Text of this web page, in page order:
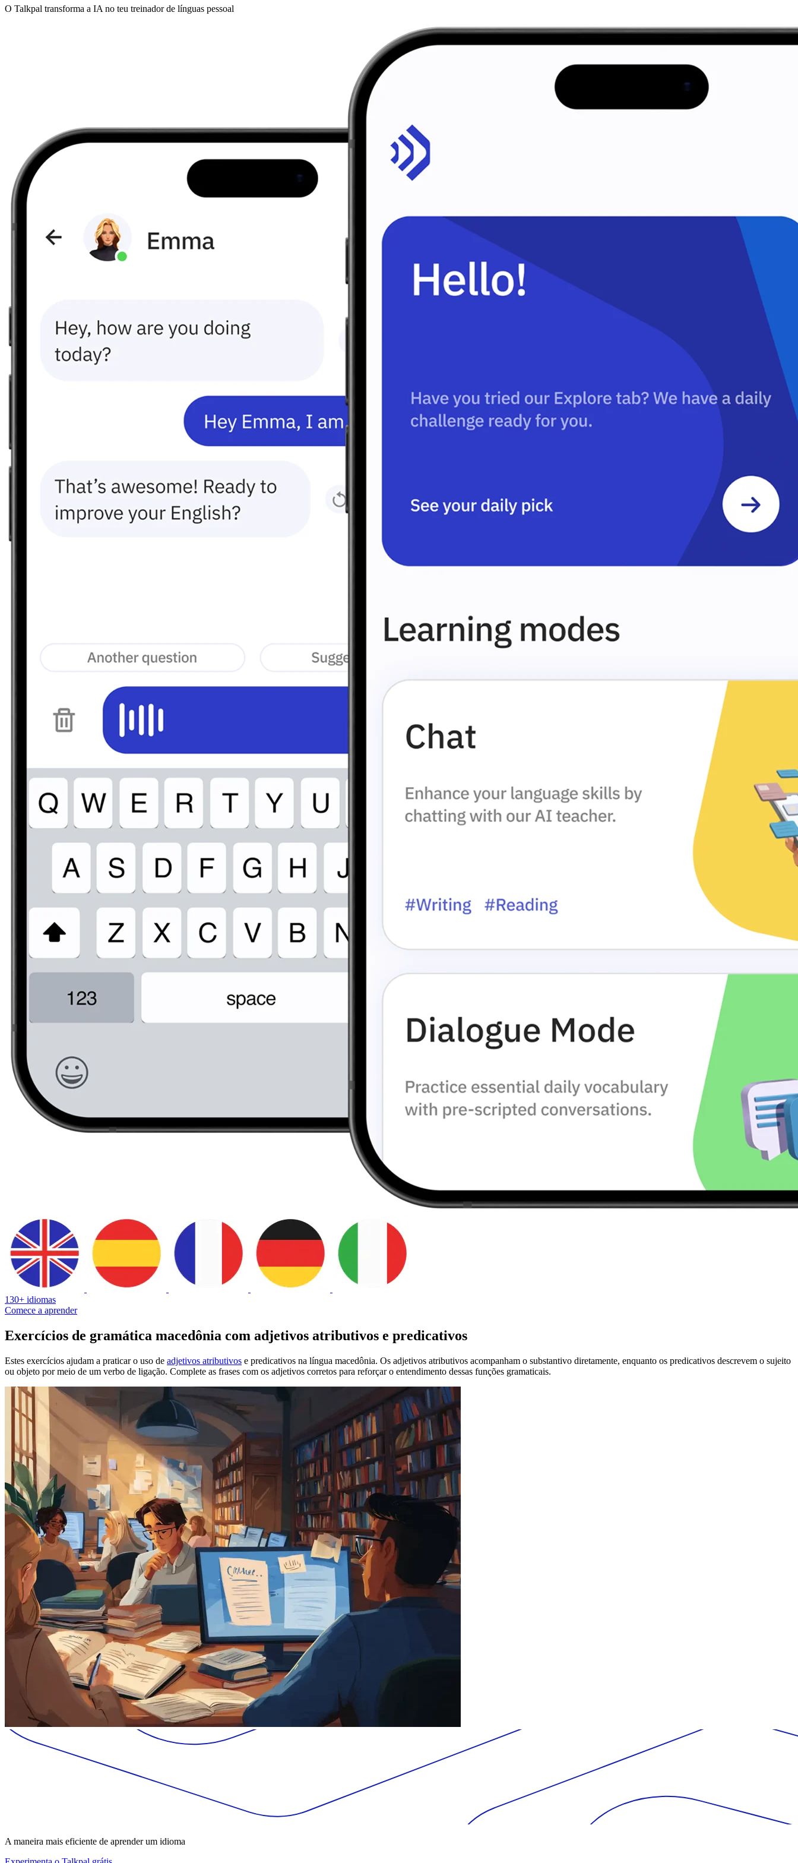
O Talkpal transforma a IA no teu treinador de línguas pessoal
130+ idiomas
Comece a aprender
Exercícios de gramática macedônia com adjetivos atributivos e predicativos
Estes exercícios ajudam a praticar o uso de adjetivos atributivos e predicativos na língua macedônia. Os adjetivos atributivos acompanham o substantivo diretamente, enquanto os predicativos descrevem o sujeito
ou objeto por meio de um verbo de ligação. Complete as frases com os adjetivos corretos para reforçar o entendimento dessas funções gramaticais.
A maneira mais eficiente de aprender um idioma